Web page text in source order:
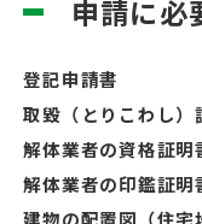
申請に必
登記申請書
取毀（とりこわし）
解体業者の資格証明
解体業者の印鑑証明
建物の配置図（住宅